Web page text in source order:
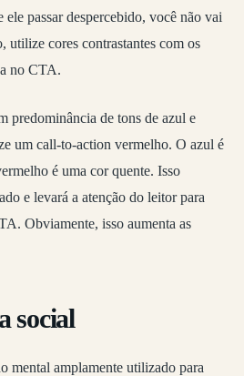
passar despercebido, você não vai
utilize cores contrastantes com os
no CTA.
predominância de tons de azul e
um call-to-action vermelho. O azul é
é uma cor quente. Isso
e levará a atenção do leitor para
Obviamente, isso aumenta as
social
mental amplamente utilizado para